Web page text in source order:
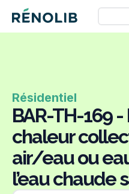
Résidentiel
BAR-TH-169
chaleur
air/eau ou
l’eau chaude